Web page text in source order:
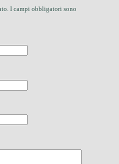
I campi obbligatori sono